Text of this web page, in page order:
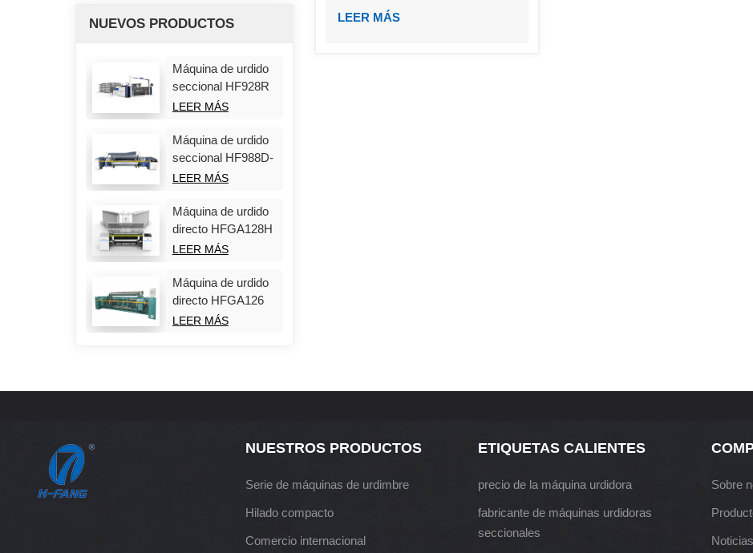
NUEVOS PRODUCTOS
Máquina de urdido
seccional HF928R
LEER MÁS
Máquina de urdido
seccional HF988D-
Plus
LEER MÁS
Máquina de urdido
directo HFGA128H
LEER MÁS
Máquina de urdido
directo HFGA126
LEER MÁS
LEER MÁS
NUESTROS PRODUCTOS
Serie de máquinas de urdimbre
Hilado compacto
Comercio internacional
ETIQUETAS CALIENTES
precio de la máquina urdidora
fabricante de máquinas urdidoras
seccionales
Sobre
Noticias